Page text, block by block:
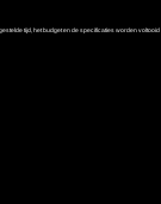
tijd, het budget en de specificaties worden voltooid